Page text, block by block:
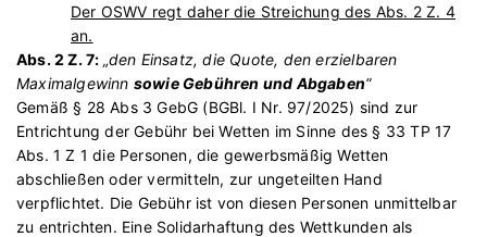
Der OSWV regt daher die Streichung des Abs. 2 Z. 4
an.
Abs. 2 Z. 7: „den Einsatz, die Quote, den erzielbaren
Maximalgewinn sowie Gebühren und Abgaben“
Gemäß § 28 Abs 3 GebG (BGBl. I Nr. 97/2025) sind zur
Entrichtung der Gebühr bei Wetten im Sinne des § 33 TP 17
Abs. 1 Z 1 die Personen, die gewerbsmäßig Wetten
abschließen oder vermitteln, zur ungeteilten Hand
verpflichtet. Die Gebühr ist von diesen Personen unmittelbar
zu entrichten. Eine Solidarhaftung des Wettkunden als